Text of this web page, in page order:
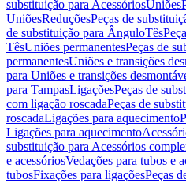
substituição para AcessóriosUniões
UniõesReduçõesPeças de
de substituição para ÂnguloTês
TêsUniões permanentesPeças de
permanentesUniões e transições
para Uniões e transições
para TampasLigaçõesPeças de
com ligação roscadaPeças de
roscadaLigações para aquecimento
Ligações para aquecimento
substituição para Acessórios
e acessóriosVedações para tubos e
tubosFixações para ligaçõesPeças